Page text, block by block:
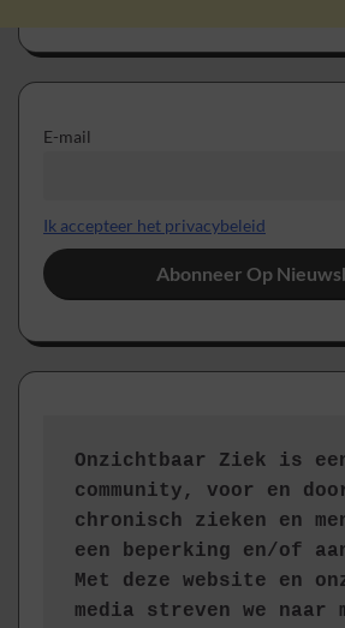
E-mail
Ik accepteer het privacybeleid
Onzichtbaar Ziek is
community, voor en
chronisch zieken en
een beperking en/of
Met deze website en
media streven we naar